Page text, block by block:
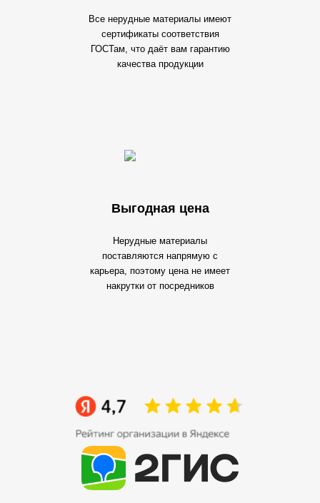
Все нерудные материалы имеют
сертификаты соответствия
ГОСТам, что даёт вам гарантию
качества продукции
Выгодная цена
Нерудные материалы
поставляются напрямую с
карьера, поэтому цена не имеет
накрутки от посредников